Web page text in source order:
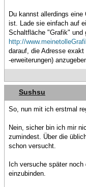
Du kannst allerdings eine
ist. Lade sie einfach auf
Schaltfläche "Grafik" und
http://
darauf, die Adresse
-erweiterungen)
Sushsu
So, nun mit ich erstmal
Nein, sicher bin ich mir
zumindest. Über die
schon versucht.
Ich versuche später
einzubinden.